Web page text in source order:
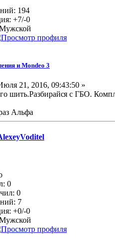
194
+7/-0
и Mondeo 3
21, 2016, 09:43:50 »
шить.Разбирайся с ГБО.
Альфа
0
0
7
+0/-0